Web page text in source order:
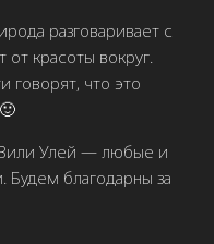
разговаривает с
красоты вокруг.
говорят, что это
Улей — любые и
Будем благодарны за